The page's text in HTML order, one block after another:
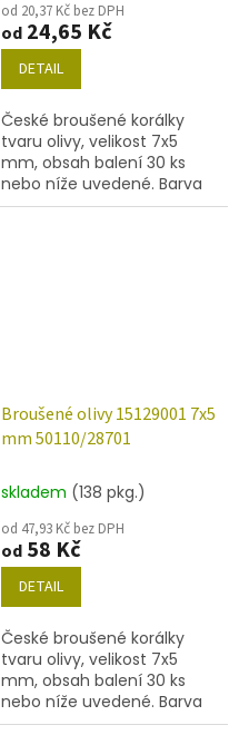
od 20,37 Kč bez DPH
od 24,65 Kč
DETAIL
České broušené korálky
tvaru olivy, velikost 7x5
mm, obsah balení 30 ks
nebo níže uvedené. Barva
černá
Broušené olivy 15129001 7x5
mm 50110/28701
skladem (138 pkg.)
od 47,93 Kč bez DPH
od 58 Kč
DETAIL
České broušené korálky
tvaru olivy, velikost 7x5
mm, obsah balení 30 ks
nebo níže uvedené. Barva
chrysolit s dekorem 28701